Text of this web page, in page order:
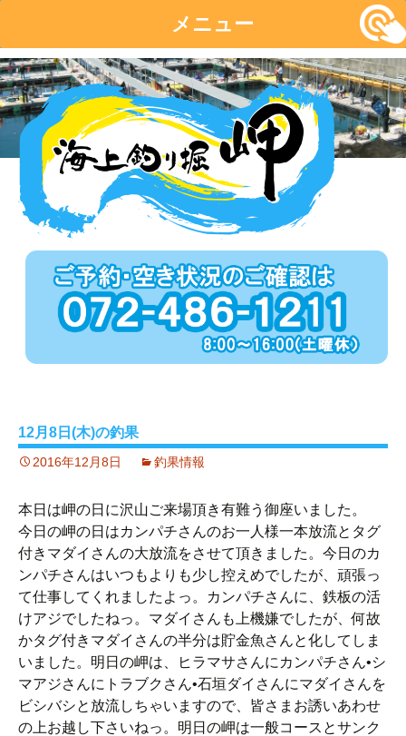
メニュー
コ
ン
テ
ン
12月8日(木)の釣果
2016年12月8日 釣果情報
本日は岬の日に沢山ご来場頂き有難う御座いました。
今日の岬の日はカンパチさんのお一人様一本放流とタグ
付きマダイさんの大放流をさせて頂きました。今日のカ
ンパチさんはいつもよりも少し控えめでしたが、頑張っ
て仕事してくれましたよっ。カンパチさんに、鉄板の活
けアジでしたねっ。マダイさんも上機嫌でしたが、何故
かタグ付きマダイさんの半分は貯金魚さんと化してしま
いました。明日の岬は、ヒラマサさんにカンパチさん•シ
マアジさんにトラブクさん•石垣ダイさんにマダイさんを
ビシバシと放流しちゃいますので、皆さまお誘いあわせ
の上お越し下さいねっ。明日の岬は一般コースとサンク